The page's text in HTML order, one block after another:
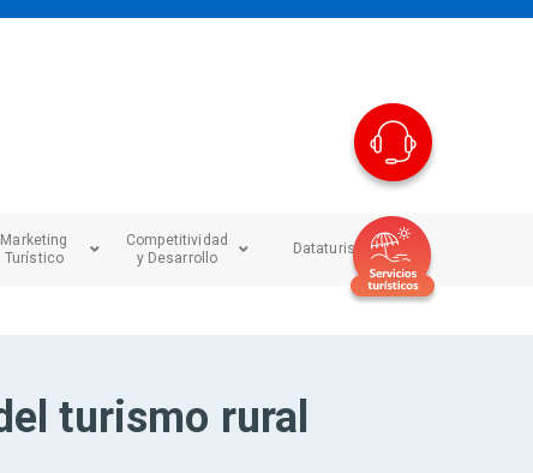
Marketing
Turístico
Competitividad
y Desarrollo
Dataturismo
turismo rural